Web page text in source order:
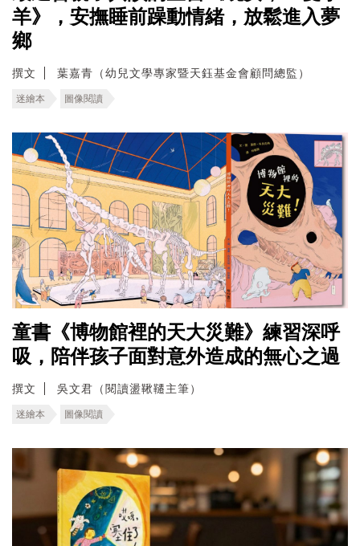
羊》，安撫睡前躁動情緒，放鬆進入夢
鄉
撰文 葉嘉青（幼兒文學專家暨天鈺基金會顧問總監）
迷繪本 圖像閱讀
童書《博物館裡的天大災難》練習深呼
吸，陪伴孩子面對意外造成的無心之過
撰文 吳文君（閱讀盪鞦韆主筆）
迷繪本 圖像閱讀